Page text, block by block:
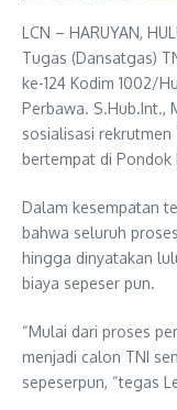
LCN – HARUYAN,
Tugas (Dansatgas)
ke-124 Kodim 1002/
Perbawa. S.Hub.Int.,
sosialisasi
bertempat di Pondok
Dalam kesempatan
bahwa seluruh
hingga dinyatakan
biaya sepeser pun.
“Mulai dari proses
menjadi calon TNI
sepeserpun, “tegas